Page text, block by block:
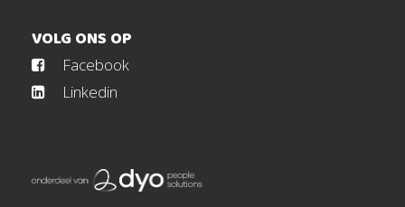
VOLG ONS OP
Facebook
Linkedin